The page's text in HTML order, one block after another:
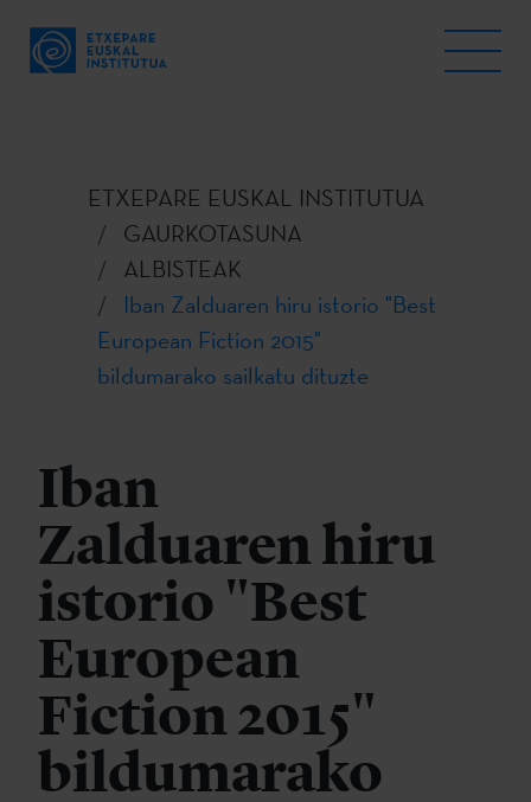
ETXEPARE EUSKAL INSTITUTUA
GAURKOTASUNA
ALBISTEAK
Iban Zalduaren hiru istorio "Best
European Fiction 2015"
bildumarako sailkatu dituzte
Iban
Zalduaren hiru
istorio "Best
European
Fiction 2015"
bildumarako